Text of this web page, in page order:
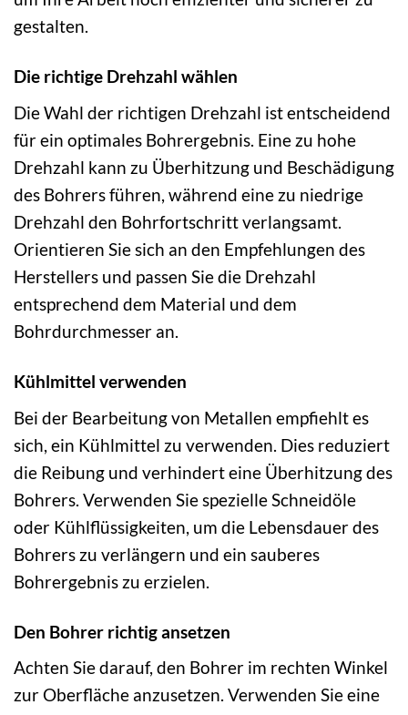
gestalten.
Die richtige Drehzahl wählen
Die Wahl der richtigen Drehzahl ist entscheidend
für ein optimales Bohrergebnis. Eine zu hohe
Drehzahl kann zu Überhitzung und Beschädigung
des Bohrers führen, während eine zu niedrige
Drehzahl den Bohrfortschritt verlangsamt.
Orientieren Sie sich an den Empfehlungen des
Herstellers und passen Sie die Drehzahl
entsprechend dem Material und dem
Bohrdurchmesser an.
Kühlmittel verwenden
Bei der Bearbeitung von Metallen empfiehlt es
sich, ein Kühlmittel zu verwenden. Dies reduziert
die Reibung und verhindert eine Überhitzung des
Bohrers. Verwenden Sie spezielle Schneidöle
oder Kühlflüssigkeiten, um die Lebensdauer des
Bohrers zu verlängern und ein sauberes
Bohrergebnis zu erzielen.
Den Bohrer richtig ansetzen
Achten Sie darauf, den Bohrer im rechten Winkel
zur Oberfläche anzusetzen. Verwenden Sie eine